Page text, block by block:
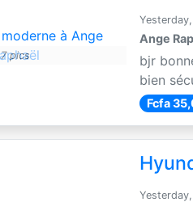
7 pics
Ange
bjr
bien
Fcfa